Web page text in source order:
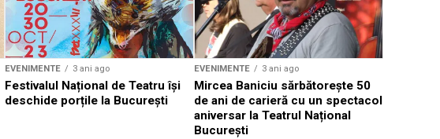
EVENIMENTE 3 ani ago
Festivalul Național de Teatru își
deschide porțile la București
EVENIMENTE 3 ani ago
Mircea Baniciu sărbătorește 50
de ani de carieră cu un spectacol
aniversar la Teatrul Național
București